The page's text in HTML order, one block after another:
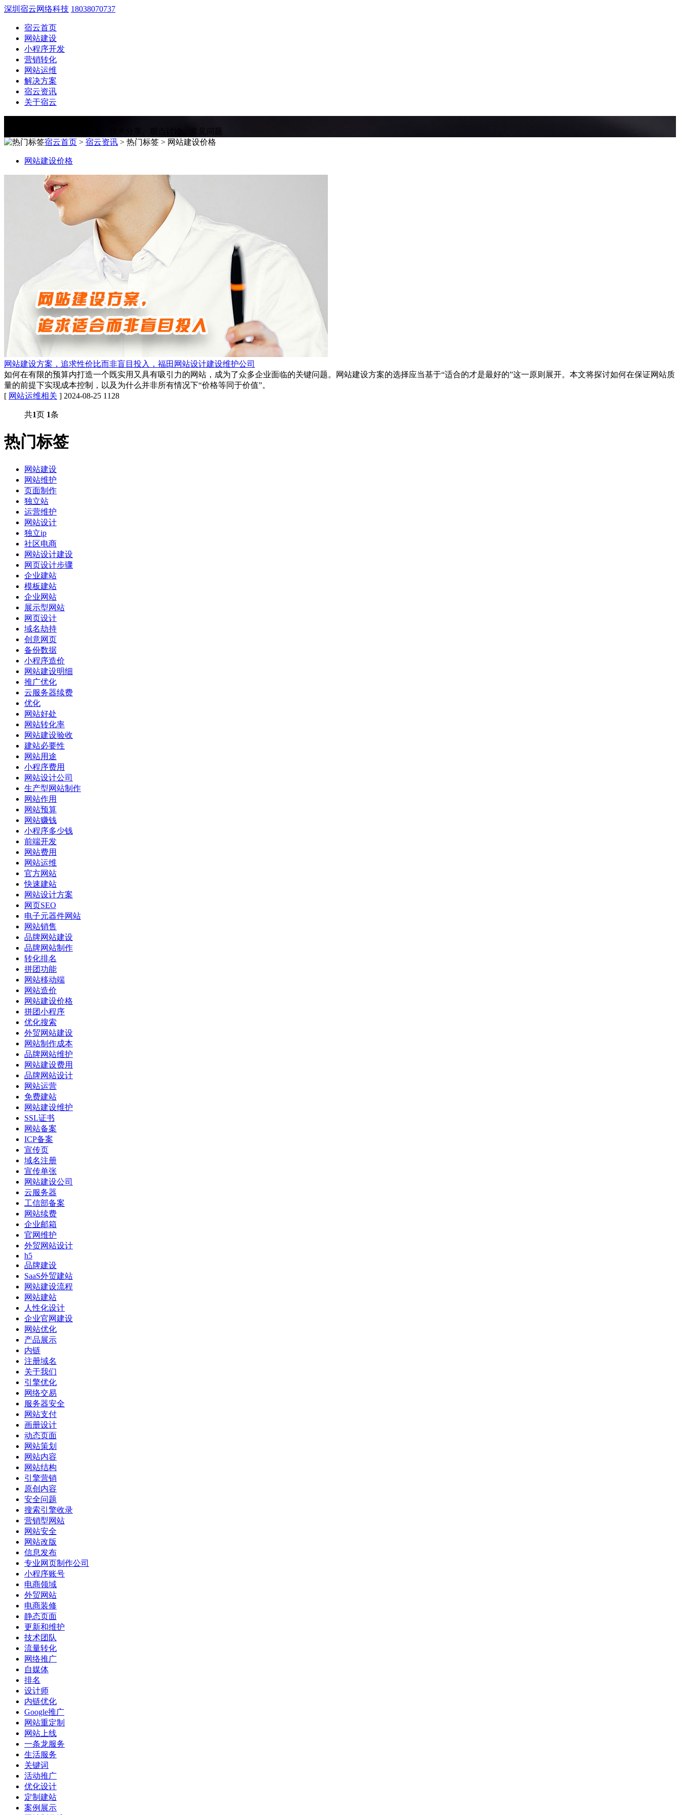
深圳宿云网络科技 18038070737
宿云首页
网站建设
小程序开发
营销转化
网站运维
解决方案
宿云资讯
关于宿云
为您提供网站建设相关资讯、技术分享、观点讨论、常见问题
宿云首页 > 宿云资讯 > 热门标签 > 网站建设价格
网站建设价格
网站建设方案，追求性价比而非盲目投入，福田网站设计建设维护公司
如何在有限的预算内打造一个既实用又具有吸引力的网站，成为了众多企业面临的关键问题。网站建设方案的选择应当基于“适合的才是最好的”这一原则展开。本文将探讨如何在保证网站质
量的前提下实现成本控制，以及为什么并非所有情况下“价格等同于价值”。
[ 网站运维相关 ] 2024-08-25 1128
共1页 1条
热门标签
网站建设
网站维护
页面制作
独立站
运营维护
网站设计
独立ip
社区电商
网站设计建设
网页设计步骤
企业建站
模板建站
企业网站
展示型网站
网页设计
域名劫持
创意网页
备份数据
小程序造价
网站建设明细
推广优化
云服务器续费
优化
网站好处
网站转化率
网站建设验收
建站必要性
网站用途
小程序费用
网站设计公司
生产型网站制作
网站作用
网站预算
网站赚钱
小程序多少钱
前端开发
网站费用
网站运维
官方网站
快速建站
网站设计方案
网页SEO
电子元器件网站
网站销售
品牌网站建设
品牌网站制作
转化排名
拼团功能
网站移动端
网站造价
网站建设价格
拼团小程序
优化搜索
外贸网站建设
网站制作成本
品牌网站维护
网站建设费用
品牌网站设计
网站运营
免费建站
网站建设维护
SSL证书
网站备案
ICP备案
宣传页
域名注册
宣传单张
网站建设公司
云服务器
工信部备案
网站续费
企业邮箱
官网维护
外贸网站设计
h5
品牌建设
SaaS外贸建站
网站建设流程
网站建站
人性化设计
企业官网建设
网站优化
产品展示
内链
注册域名
关于我们
引擎优化
网络交易
服务器安全
网站支付
画册设计
动态页面
网站策划
网站内容
网站结构
引擎营销
原创内容
安全问题
搜索引擎收录
营销型网站
网站安全
网站改版
信息发布
专业网页制作公司
小程序账号
电商领域
外贸网站
电商装修
静态页面
更新和维护
技术团队
流量转化
网络推广
自媒体
排名
设计师
内链优化
Google推广
网站重定制
网站上线
一条龙服务
生活服务
关键词
活动推广
优化设计
定制建站
案例展示